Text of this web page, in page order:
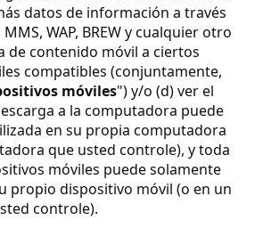
datos de información a través
WAP, BREW y cualquier otro
de contenido móvil a ciertos
compatibles (conjuntamente,
móviles") y/o (d) ver el
a la computadora puede
en su propia computadora
que usted controle), y toda
móviles puede solamente
propio dispositivo móvil (o en un
controle).